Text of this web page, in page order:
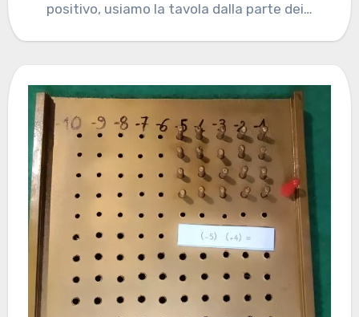
positivo, usiamo la tavola dalla parte dei…